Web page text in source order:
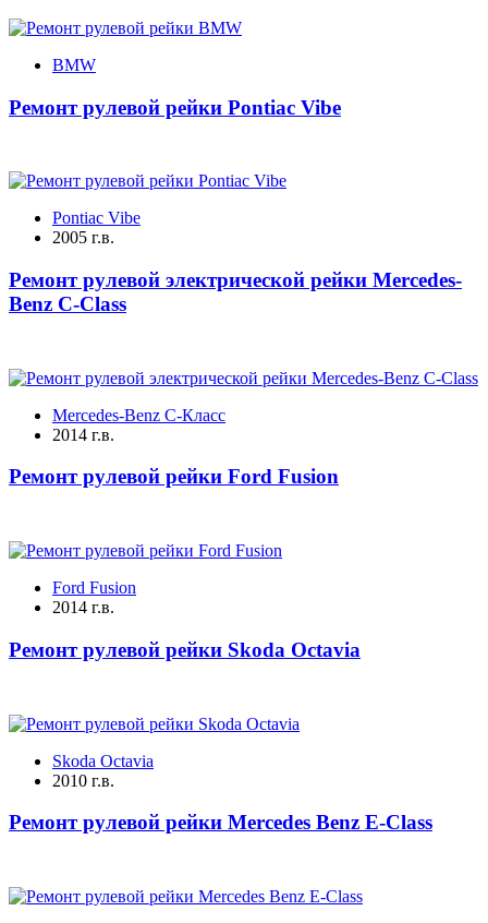
BMW
Ремонт рулевой рейки Pontiac Vibe
Pontiac Vibe
2005 г.в.
Ремонт рулевой электрической рейки Mercedes-
Benz C-Class
Mercedes-Benz C-Класс
2014 г.в.
Ремонт рулевой рейки Ford Fusion
Ford Fusion
2014 г.в.
Ремонт рулевой рейки Skoda Octavia
Skoda Octavia
2010 г.в.
Ремонт рулевой рейки Mercedes Benz E-Class